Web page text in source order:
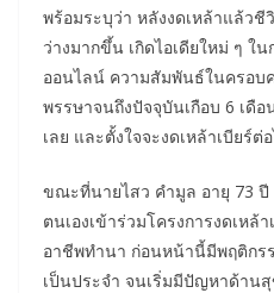
พร้อมระบุว่า หลังงดเหล้าแล้วชี
ว่างมากขึ้น เกิดไอเดียใหม่ ๆ ใ
ออนไลน์ ความสัมพันธ์ในครอบ
พรรษาจนถึงปัจจุบันเกือบ 6 เดื
เลย และตั้งใจจะงดเหล้าเบียร์ต่
ขณะที่นายไสว คำมูล อายุ 73 ปี
ตนเองเข้าร่วมโครงการงดเหล้
อาชีพทำนา ก่อนหน้านี้มีพฤติก
เป็นประจำ จนเริ่มมีปัญหาด้าน